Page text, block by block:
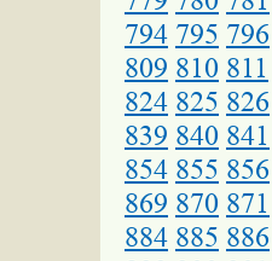
794 795 796
809 810 811
824 825 826
839 840 841
854 855 856
869 870 871
884 885 886